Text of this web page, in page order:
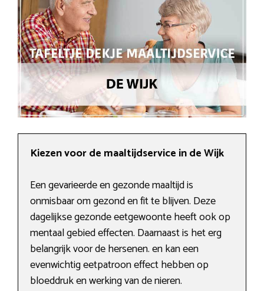
Kiezen voor de maaltijdservice in de Wijk
Een gevarieerde en gezonde maaltijd is
onmisbaar om gezond en fit te blijven. Deze
dagelijkse gezonde eetgewoonte heeft ook op
mentaal gebied effecten. Daarnaast is het erg
belangrijk voor de hersenen. en kan een
evenwichtig eetpatroon effect hebben op
bloeddruk en werking van de nieren.